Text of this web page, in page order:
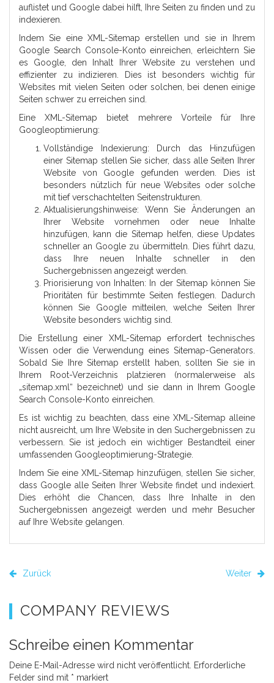
auflistet und Google dabei hilft, Ihre Seiten zu finden und zu
indexieren.
Indem Sie eine XML-Sitemap erstellen und sie in Ihrem
Google Search Console-Konto einreichen, erleichtern Sie
es Google, den Inhalt Ihrer Website zu verstehen und
effizienter zu indizieren. Dies ist besonders wichtig für
Websites mit vielen Seiten oder solchen, bei denen einige
Seiten schwer zu erreichen sind.
Eine XML-Sitemap bietet mehrere Vorteile für Ihre
Googleoptimierung:
Vollständige Indexierung: Durch das Hinzufügen
einer Sitemap stellen Sie sicher, dass alle Seiten Ihrer
Website von Google gefunden werden. Dies ist
besonders nützlich für neue Websites oder solche
mit tief verschachtelten Seitenstrukturen.
Aktualisierungshinweise: Wenn Sie Änderungen an
Ihrer Website vornehmen oder neue Inhalte
hinzufügen, kann die Sitemap helfen, diese Updates
schneller an Google zu übermitteln. Dies führt dazu,
dass Ihre neuen Inhalte schneller in den
Suchergebnissen angezeigt werden.
Priorisierung von Inhalten: In der Sitemap können Sie
Prioritäten für bestimmte Seiten festlegen. Dadurch
können Sie Google mitteilen, welche Seiten Ihrer
Website besonders wichtig sind.
Die Erstellung einer XML-Sitemap erfordert technisches
Wissen oder die Verwendung eines Sitemap-Generators.
Sobald Sie Ihre Sitemap erstellt haben, sollten Sie sie in
Ihrem Root-Verzeichnis platzieren (normalerweise als
„sitemap.xml“ bezeichnet) und sie dann in Ihrem Google
Search Console-Konto einreichen.
Es ist wichtig zu beachten, dass eine XML-Sitemap alleine
nicht ausreicht, um Ihre Website in den Suchergebnissen zu
verbessern. Sie ist jedoch ein wichtiger Bestandteil einer
umfassenden Googleoptimierung-Strategie.
Indem Sie eine XML-Sitemap hinzufügen, stellen Sie sicher,
dass Google alle Seiten Ihrer Website findet und indexiert.
Dies erhöht die Chancen, dass Ihre Inhalte in den
Suchergebnissen angezeigt werden und mehr Besucher
auf Ihre Website gelangen.
Zurück Weiter
COMPANY REVIEWS
Schreibe einen Kommentar
Deine E-Mail-Adresse wird nicht veröffentlicht. Erforderliche
Felder sind mit * markiert